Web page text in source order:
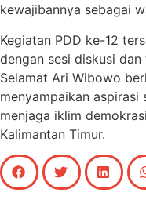
kewajibannya sebagai
Kegiatan PDD ke-12
dengan sesi diskusi
Selamat Ari Wibowo
menyampaikan
menjaga iklim
Kalimantan Timur.